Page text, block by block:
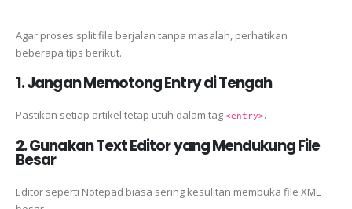
Agar proses split file berjalan tanpa masalah, perhatikan
beberapa tips berikut.
1. Jangan Memotong Entry di Tengah
Pastikan setiap artikel tetap utuh dalam tag <entry>.
2. Gunakan Text Editor yang Mendukung File
Besar
Editor seperti Notepad biasa sering kesulitan membuka file XML